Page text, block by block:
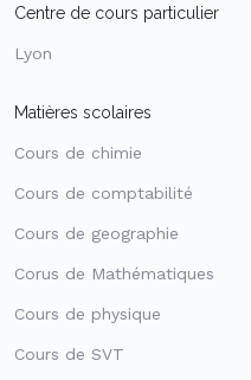
Centre de cours particulier
Lyon
Matières scolaires
Cours de chimie
Cours de comptabilité
Cours de geographie
Corus de Mathématiques
Cours de physique
Cours de SVT